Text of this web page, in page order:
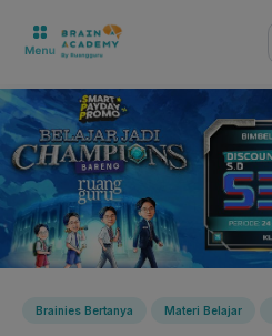
Brainies Bertanya Materi Belajar